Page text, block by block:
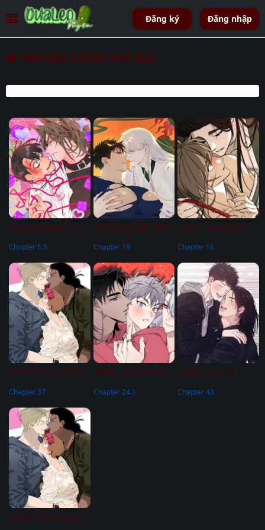
Đăng ký Đăng nhập
TRUYỆN CÔNG TÓC DÀI
[CNT] Disorder And Desire
Chapter 5.5
[CNT] Kết Liễu Một Vị Thần
Chapter 19
[CNT] Thụ Phược
Chapter 16
|END| The Perfect Triangle
Chapter 37
|END| Carrot And Stick
Chapter 24.1
|END| 1 To 10
Chapter 43
|END| Vóc Dáng Toàn Mỹ